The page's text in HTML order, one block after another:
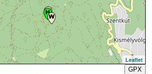
Leaflet
GPX